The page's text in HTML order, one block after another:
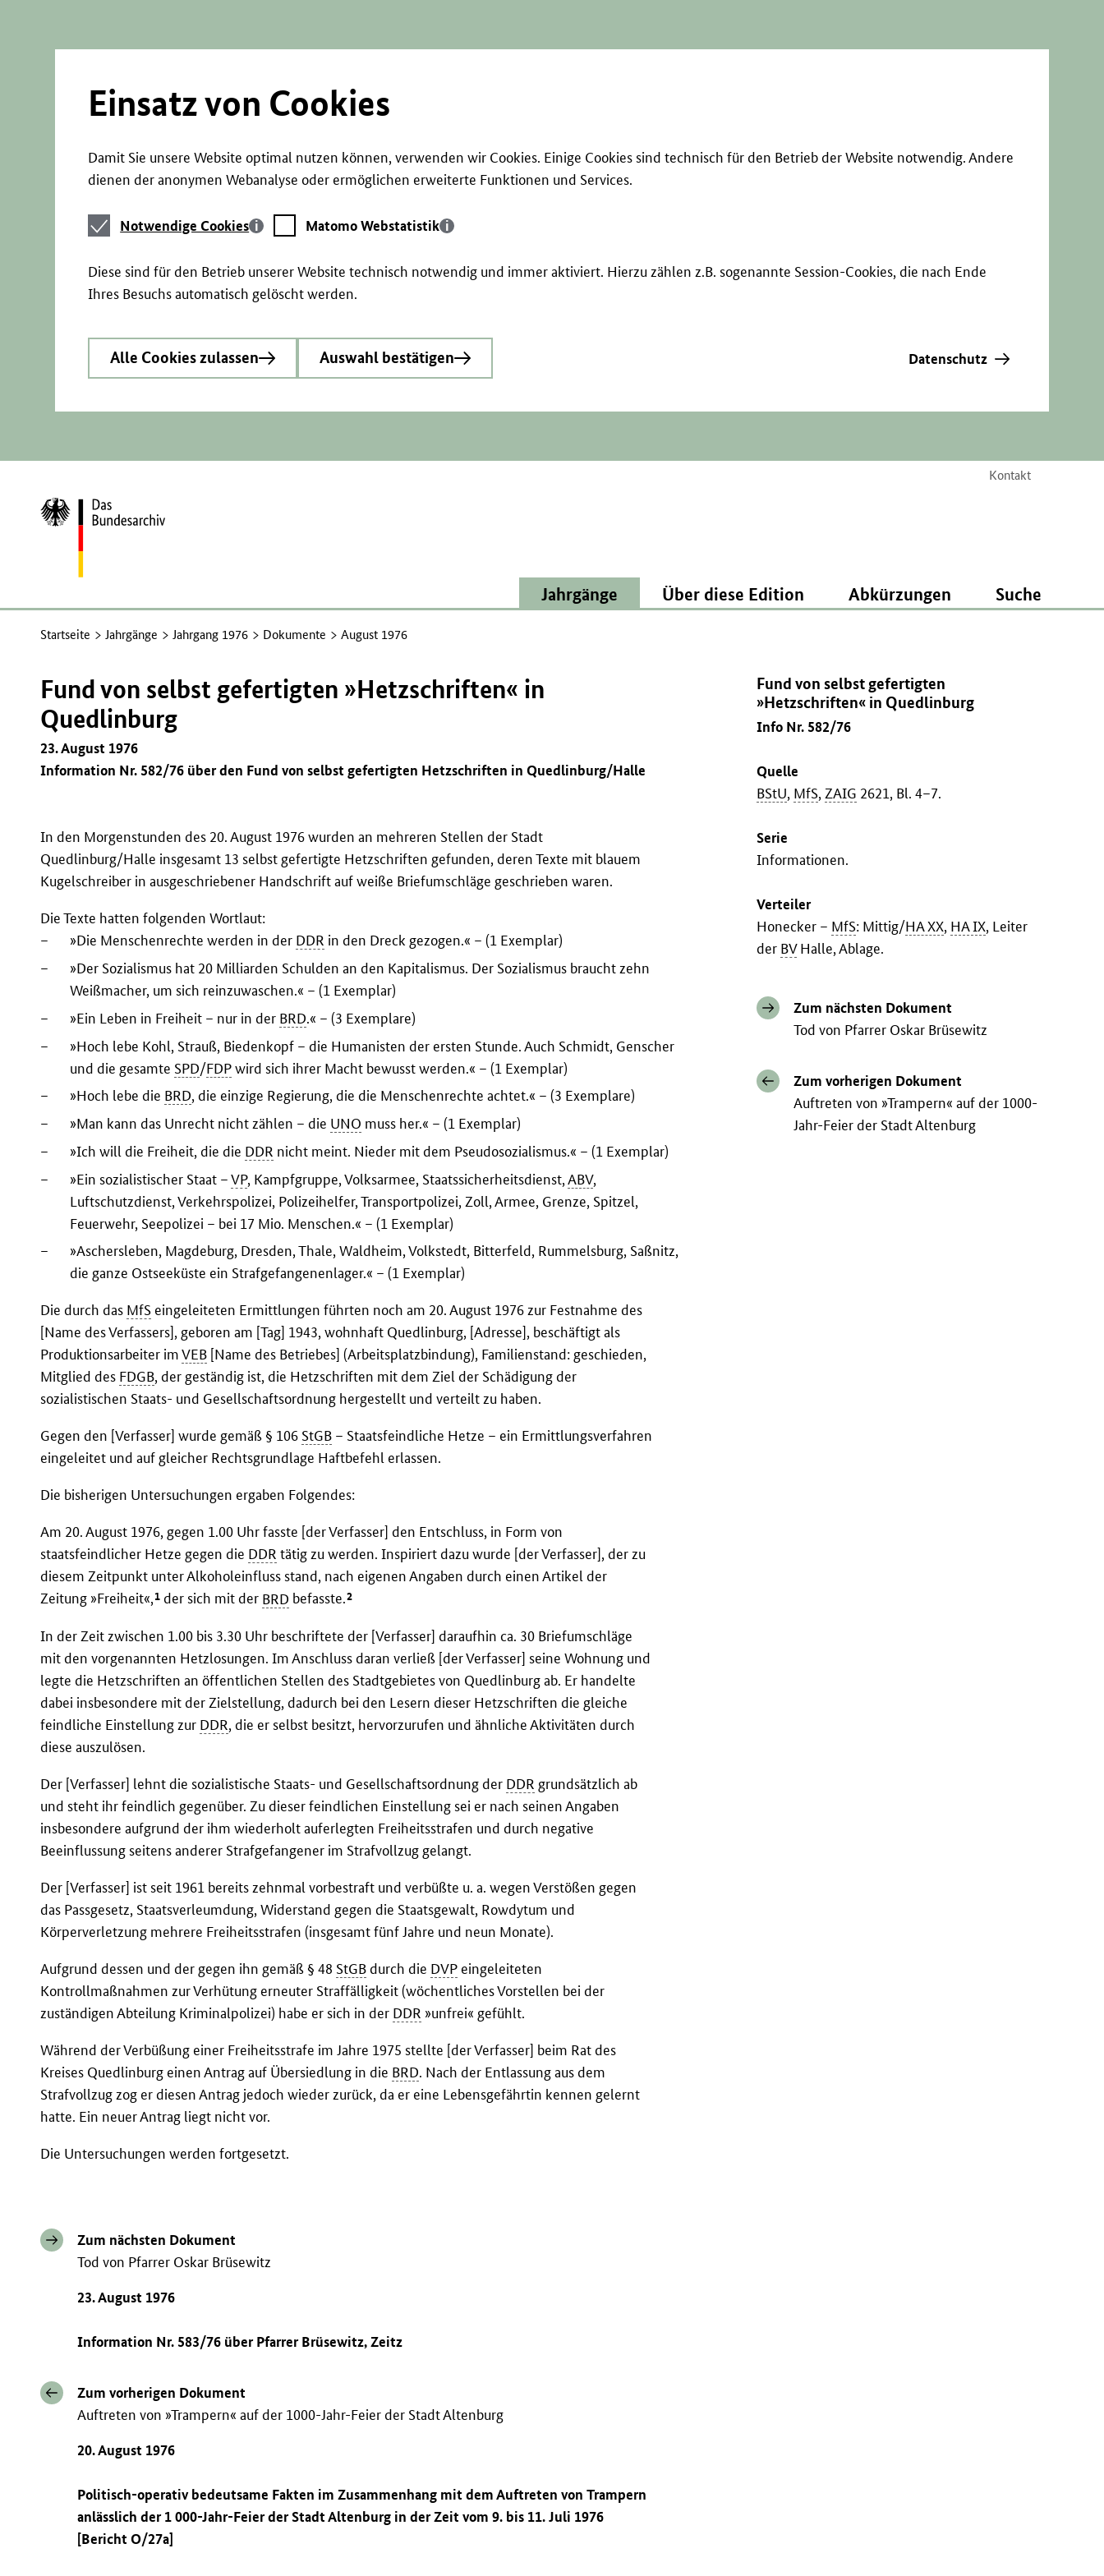
Einsatz von Cookies
Damit Sie unsere Website optimal nutzen können, verwenden wir Cookies. Einige Cookies sind technisch für den Betrieb der Website notwendig. Andere
dienen der anonymen Webanalyse oder ermöglichen erweiterte Funktionen und Services.
Notwendige
Cookies
Notwendige Cookies
Matomo
Webstatistik
Matomo Webstatistik
Diese sind für den Betrieb unserer Website technisch notwendig und immer aktiviert. Hierzu zählen z.B. sogenannte Session-Cookies, die nach Ende
Ihres Besuchs automatisch gelöscht werden.
Alle Cookies zulassen Auswahl bestätigen Datenschutz
Kontakt
Zur
Startseite
Jahrgänge Über diese Edition Abkürzungen Suche
Startseite Jahrgänge Jahrgang 1976 Dokumente August 1976
Fund von selbst gefertigten
»Hetzschriften« in Quedlinburg
Info Nr. 582/76
Quelle
BStU, MfS,ZAIG 2621, Bl. 4–7.
Serie
Informationen.
Verteiler
Honecker – MfS: Mittig/HA XX, HA IX, Leiter
der BVHalle, Ablage.
Zum nächsten Dokument
Tod von Pfarrer Oskar Brüsewitz
Zum vorherigen Dokument
Auftreten von »Trampern« auf der 1000-
Jahr-Feier der Stadt Altenburg
Fund von selbst gefertigten »Hetzschriften« in
Quedlinburg
23. August 1976
Information Nr. 582/76 über den Fund von selbst gefertigten Hetzschriften in Quedlinburg/Halle
In den Morgenstunden des 20. August 1976 wurden an mehreren Stellen der Stadt
Quedlinburg/Halle insgesamt 13 selbst gefertigte Hetzschriften gefunden, deren Texte mit blauem
Kugelschreiber in ausgeschriebener Handschrift auf weiße Briefumschläge geschrieben waren.
Die Texte hatten folgenden Wortlaut:
–
»Die Menschenrechte werden in der DDR in den Dreck gezogen.« – (1 Exemplar)
–
»Der Sozialismus hat 20 Milliarden Schulden an den Kapitalismus. Der Sozialismus braucht zehn
Weißmacher, um sich reinzuwaschen.« – (1 Exemplar)
–
»Ein Leben in Freiheit – nur in der BRD.« – (3 Exemplare)
–
»Hoch lebe Kohl, Strauß, Biedenkopf – die Humanisten der ersten Stunde. Auch Schmidt, Genscher
und die gesamte SPD/FDPwird sich ihrer Macht bewusst werden.« – (1 Exemplar)
–
»Hoch lebe die BRD, die einzige Regierung, die die Menschenrechte achtet.« – (3 Exemplare)
–
»Man kann das Unrecht nicht zählen – die UNO muss her.« – (1 Exemplar)
–
»Ich will die Freiheit, die die DDR nicht meint. Nieder mit dem Pseudosozialismus.« – (1 Exemplar)
–
»Ein sozialistischer Staat –VP, Kampfgruppe, Volksarmee, Staatssicherheitsdienst,ABV,
Luftschutzdienst, Verkehrspolizei, Polizeihelfer, Transportpolizei, Zoll, Armee, Grenze, Spitzel,
Feuerwehr, Seepolizei – bei 17 Mio. Menschen.« – (1 Exemplar)
–
»Aschersleben, Magdeburg, Dresden, Thale, Waldheim, Volkstedt, Bitterfeld, Rummelsburg, Saßnitz,
die ganze Ostseeküste ein Strafgefangenenlager.« – (1 Exemplar)
Die durch das MfS eingeleiteten Ermittlungen führten noch am 20. August 1976 zur Festnahme des
[Name des Verfassers], geboren am [Tag] 1943, wohnhaft Quedlinburg, [Adresse], beschäftigt als
Produktionsarbeiter imVEB [Name des Betriebes] (Arbeitsplatzbindung), Familienstand: geschieden,
Mitglied des FDGB, der geständig ist, die Hetzschriften mit dem Ziel der Schädigung der
sozialistischen Staats- und Gesellschaftsordnung hergestellt und verteilt zu haben.
Gegen den [Verfasser] wurde gemäß § 106 StGB – Staatsfeindliche Hetze – ein Ermittlungsverfahren
eingeleitet und auf gleicher Rechtsgrundlage Haftbefehl erlassen.
Die bisherigen Untersuchungen ergaben Folgendes:
Am 20. August 1976, gegen 1.00 Uhr fasste [der Verfasser] den Entschluss, in Form von
staatsfeindlicher Hetze gegen die DDR tätig zu werden. Inspiriert dazu wurde [der Verfasser], der zu
diesem Zeitpunkt unter Alkoholeinfluss stand, nach eigenen Angaben durch einen Artikel der
Zeitung »Freiheit«,1 der sich mit der BRD befasste.2
In der Zeit zwischen 1.00 bis 3.30 Uhr beschriftete der [Verfasser] daraufhin ca. 30 Briefumschläge
mit den vorgenannten Hetzlosungen. Im Anschluss daran verließ [der Verfasser] seine Wohnung und
legte die Hetzschriften an öffentlichen Stellen des Stadtgebietes von Quedlinburg ab. Er handelte
dabei insbesondere mit der Zielstellung, dadurch bei den Lesern dieser Hetzschriften die gleiche
feindliche Einstellung zur DDR, die er selbst besitzt, hervorzurufen und ähnliche Aktivitäten durch
diese auszulösen.
Der [Verfasser] lehnt die sozialistische Staats- und Gesellschaftsordnung der DDR grundsätzlich ab
und steht ihr feindlich gegenüber. Zu dieser feindlichen Einstellung sei er nach seinen Angaben
insbesondere aufgrund der ihm wiederholt auferlegten Freiheitsstrafen und durch negative
Beeinflussung seitens anderer Strafgefangener im Strafvollzug gelangt.
Der [Verfasser] ist seit 1961 bereits zehnmal vorbestraft und verbüßte u. a. wegen Verstößen gegen
das Passgesetz, Staatsverleumdung, Widerstand gegen die Staatsgewalt, Rowdytum und
Körperverletzung mehrere Freiheitsstrafen (insgesamt fünf Jahre und neun Monate).
Aufgrund dessen und der gegen ihn gemäß § 48 StGBdurch die DVP eingeleiteten
Kontrollmaßnahmen zur Verhütung erneuter Straffälligkeit (wöchentliches Vorstellen bei der
zuständigen Abteilung Kriminalpolizei) habe er sich in der DDR »unfrei« gefühlt.
Während der Verbüßung einer Freiheitsstrafe im Jahre 1975 stellte [der Verfasser] beim Rat des
Kreises Quedlinburg einen Antrag auf Übersiedlung in die BRD. Nach der Entlassung aus dem
Strafvollzug zog er diesen Antrag jedoch wieder zurück, da er eine Lebensgefährtin kennen gelernt
hatte. Ein neuer Antrag liegt nicht vor.
Die Untersuchungen werden fortgesetzt.
Zum nächsten Dokument
Tod von Pfarrer Oskar Brüsewitz
23. August 1976
Information Nr. 583/76 über Pfarrer Brüsewitz, Zeitz
Zum vorherigen Dokument
Auftreten von »Trampern« auf der 1000-Jahr-Feier der Stadt Altenburg
20. August 1976
Politisch-operativ bedeutsame Fakten im Zusammenhang mit dem Auftreten von Trampern
anlässlich der 1 000-Jahr-Feier der Stadt Altenburg in der Zeit vom 9. bis 11. Juli 1976
[Bericht O/27a]